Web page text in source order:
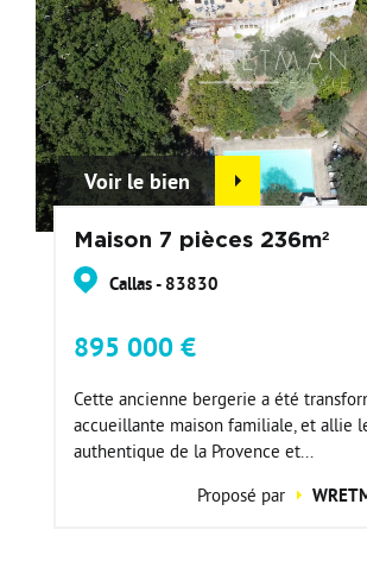
Voir le bien
Maison 7 pièces 236m²
Callas - 83830
895 000 €
Cette ancienne bergerie a été
accueillante maison familiale, et allie
authentique de la Provence et...
Proposé par